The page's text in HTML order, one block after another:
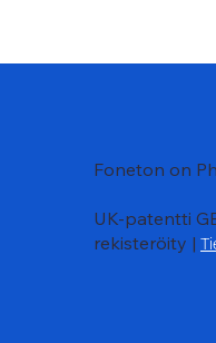
Foneton on
UK-patentti
rekisteröity |